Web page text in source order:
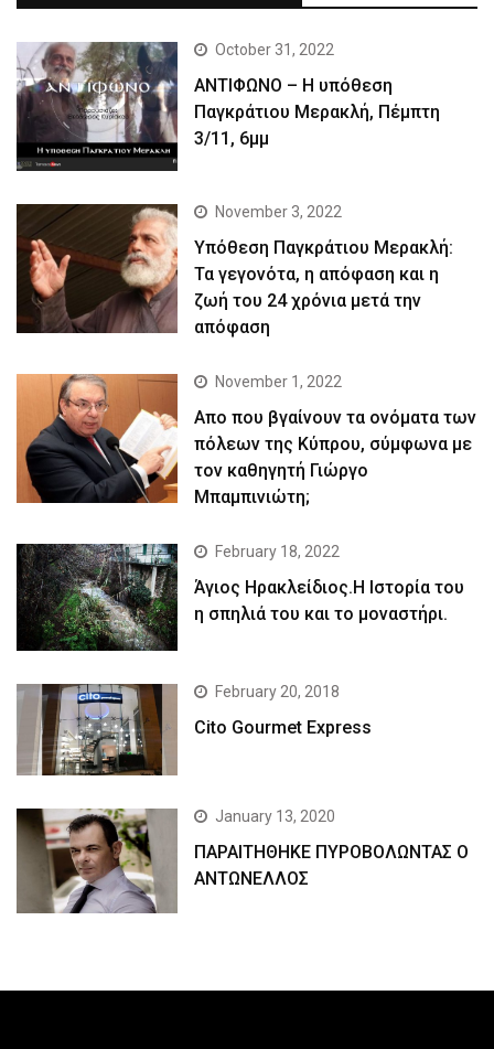
October 31, 2022
ΑΝΤΙΦΩΝΟ – Η υπόθεση
Παγκράτιου Μερακλή, Πέμπτη
3/11, 6μμ
November 3, 2022
Yπόθεση Παγκράτιου Μερακλή:
Τα γεγονότα, η απόφαση και η
ζωή του 24 χρόνια μετά την
απόφαση
November 1, 2022
Απο που βγαίνουν τα ονόματα των
πόλεων της Κύπρου, σύμφωνα με
τον καθηγητή Γιώργο
Μπαμπινιώτη;
February 18, 2022
Άγιος Ηρακλείδιος.Η Ιστορία του
η σπηλιά του και το μοναστήρι.
February 20, 2018
Cito Gourmet Express
January 13, 2020
ΠΑΡΑΙΤΗΘΗΚΕ ΠΥΡΟΒΟΛΩΝΤΑΣ Ο
ΑΝΤΩΝΕΛΛΟΣ